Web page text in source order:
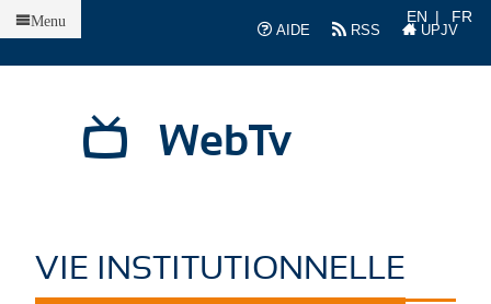
AIDE
RSS UPJV
EN FR
WebTv
Menu
VIE INSTITUTIONNELLE